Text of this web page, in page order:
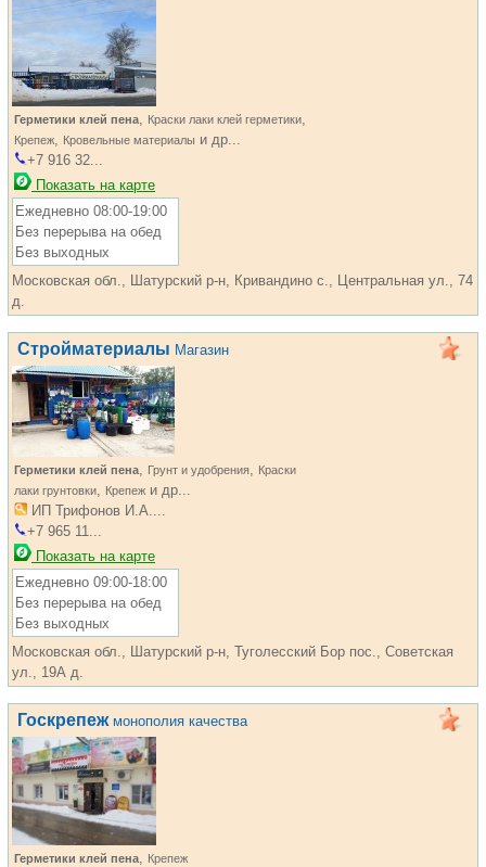
Герметики клей пена, Краски лаки клей герметики,
Крепеж, Кровельные материалы и др...
+7 916 32...
Показать на карте
Ежедневно 08:00-19:00
Без перерыва на обед
Без выходных
Московская обл., Шатурский р-н, Кривандино с., Центральная ул., 74
д.
Стройматериалы Магазин
Герметики клей пена, Грунт и удобрения, Краски
лаки грунтовки, Крепеж и др...
ИП Трифонов И.А....
+7 965 11...
Показать на карте
Ежедневно 09:00-18:00
Без перерыва на обед
Без выходных
Московская обл., Шатурский р-н, Туголесский Бор пос., Советская
ул., 19А д.
Госкрепеж монополия качества
Герметики клей пена, Крепеж